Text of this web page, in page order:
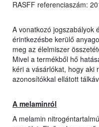
RASFF referenciaszám:
A vonatkozó jogszabályok
érintkezésbe kerülő
meg az élelmiszer
Mivel a termékből hő
kéri a vásárlókat, hogy aki
azonosítókkal ellátott
A melaminról
A melamin